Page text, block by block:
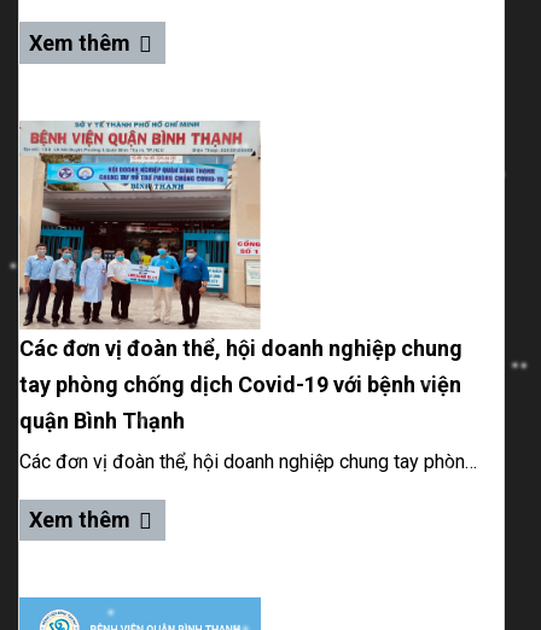
Xem thêm
Các đơn vị đoàn thể, hội doanh nghiệp chung
tay phòng chống dịch Covid-19 với bệnh viện
quận Bình Thạnh
Các đơn vị đoàn thể, hội doanh nghiệp chung tay phòng chống dịch Covid-19 với bệnh viện quận Bình Thạnh
Xem thêm